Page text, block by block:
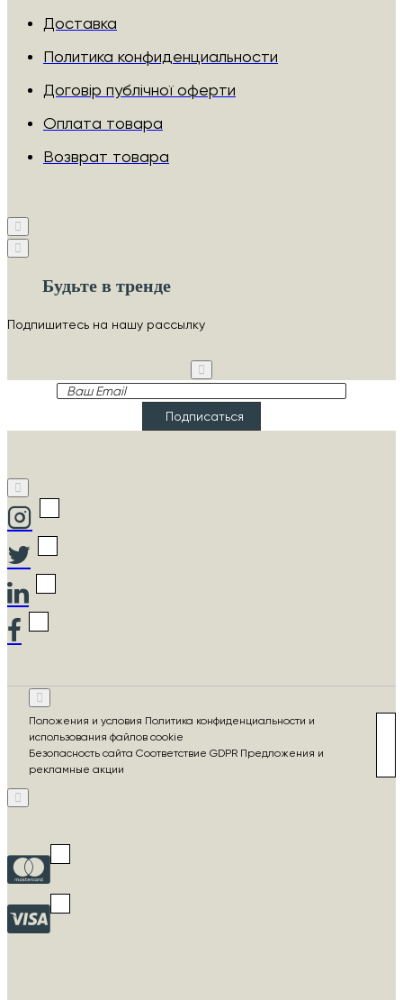
Доставка
Политика конфиденциальности
Договір публічної оферти
Оплата товара
Возврат товара
Будьте в тренде
Подпишитесь на нашу рассылку
Ваш
Подписаться
Положения и условия Политика конфиденциальности и
использования файлов cookie
Безопасность сайта Соответствие GDPR Предложения и
рекламные акции